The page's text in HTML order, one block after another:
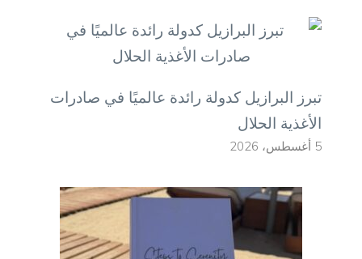
تبرز البرازيل كدولة رائدة عالميًا في صادرات
الأغذية الحلال
5 أغسطس، 2026